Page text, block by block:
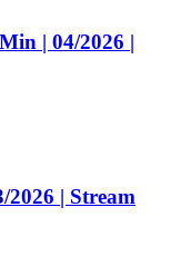
| 04/2026 |
2026 | Stream